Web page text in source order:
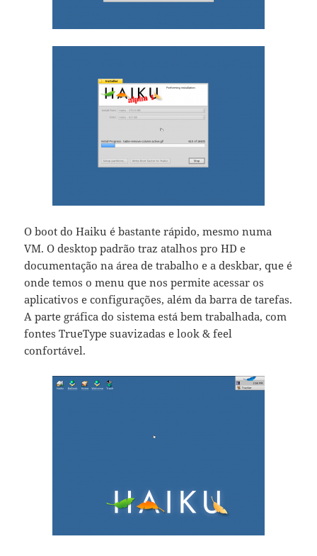
O boot do Haiku é bastante rápido, mesmo numa
VM. O desktop padrão traz atalhos pro HD e
documentação na área de trabalho e a deskbar, que é
onde temos o menu que nos permite acessar os
aplicativos e configurações, além da barra de tarefas.
A parte gráfica do sistema está bem trabalhada, com
fontes TrueType suavizadas e look & feel
confortável.